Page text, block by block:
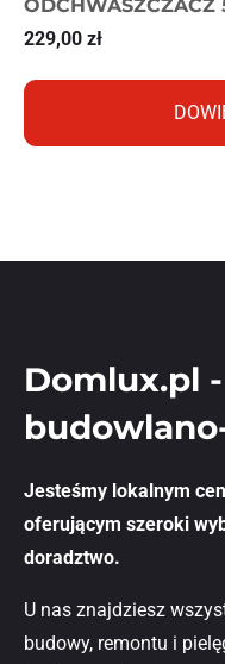
ODCHWASZCZACZ
229,00 zł
Domlux.pl
Jesteśmy lokalnym
oferującym szeroki
doradztwo.
U nas znajdziesz
budowy, remontu i